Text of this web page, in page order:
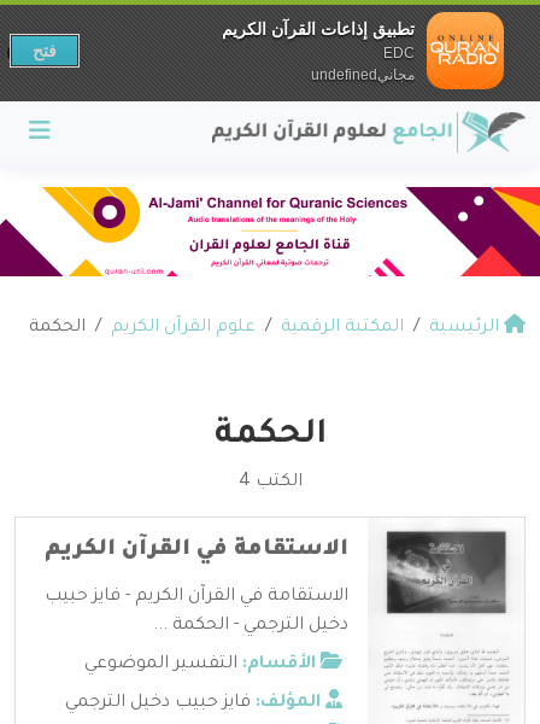
الرئيسية المكتبة الرقمية علوم القرآن الكريم الحكمة
الحكمة
الكتب 4
الاستقامة في القرآن الكريم
الاستقامة في القرآن الكريم - فايز حبيب
دخيل الترجمي - الحكمة ...
الأقسام: التفسير الموضوعي
المؤلف: فايز حبيب دخيل الترجمي
تطبيق إذاعات القرآن الكريم
EDC
مجانيundefined
فتح